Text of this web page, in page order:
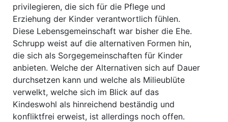
privilegieren, die sich für die Pflege und
Erziehung der Kinder verantwortlich fühlen.
Diese Lebens­gemeinschaft war bisher die Ehe.
Schrupp weist auf die alternativen Formen hin,
die sich als Sorgegemeinschaften für Kinder
anbieten. Welche der Alternativen sich auf Dauer
durchsetzen kann und welche als Milieublüte
verwelkt, welche sich im Blick auf das
Kindeswohl als hinreichend beständig und
konfliktfrei erweist, ist allerdings noch offen.